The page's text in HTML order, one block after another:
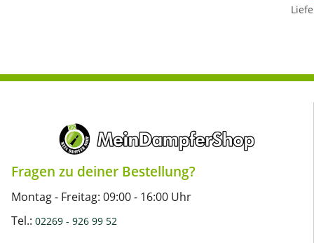
Fragen zu deiner Bestellung?
Montag - Freitag: 09:00 - 16:00 Uhr
Tel.: 02269 - 926 99 52